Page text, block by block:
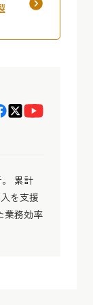
累計
を支援
業務効率